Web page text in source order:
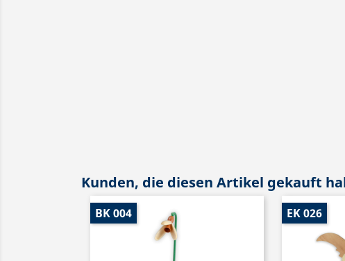
Kunden, die diesen Artikel gekauft
BK 004 EK 026